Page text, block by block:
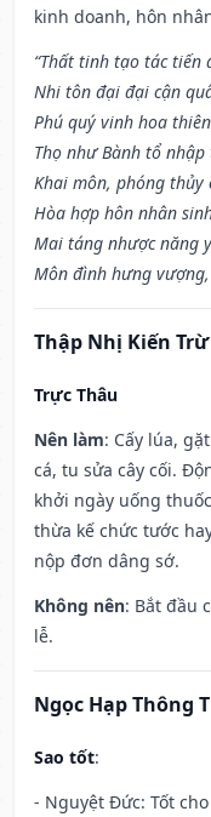
kinh doanh, hôn
“Thất tinh tạo tác tiến
Nhi tôn đại đại cận
Phú quý vinh hoa
Thọ như Bành tổ nhập
Khai môn, phóng thủy
Hòa hợp hôn nhân
Mai táng nhược năng
Môn đình hưng vượng,
Thập Nhị Kiến Trừ
Trực Thâu
Nên làm: Cấy lúa,
cá, tu sửa cây cối.
khởi ngày uống
thừa kế chức tước
nộp đơn dâng sớ.
Không nên: Bắt đầu
lễ.
Ngọc Hạp Thông
Sao tốt:
- Nguyệt Đức: Tốt